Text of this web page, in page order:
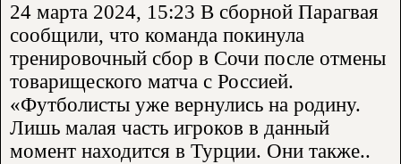
24 марта 2024, 15:23 В сборной Парагвая
сообщили, что команда покинула
тренировочный сбор в Сочи после отмены
товарищеского матча с Россией.
«Футболисты уже вернулись на родину.
Лишь малая часть игроков в данный
момент находится в Турции. Они также..